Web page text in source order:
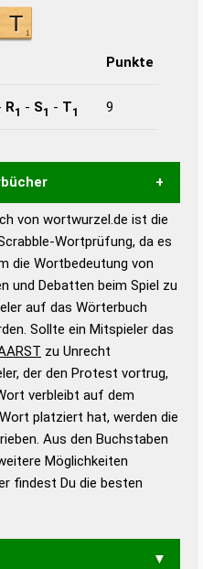
Punkte
R1 - S1 - T1 9
semantischen
Anhaltspunkte zu
und Wortform, um die
Scrabble-Spiel zu
Scrabble-
Standardwerk in 12 Bänden
Richtiges und gutes
Die deutsche Grammatik
Deutsches
von wortwurzel.de ist die
Wortprüfung, da es
die Wortbedeutung von
und Debatten beim Spiel zu
auf das Wörterbuch
Sollte ein Mitspieler das
zu Unrecht
der den Protest vortrug,
verbleibt auf dem
platziert hat, werden die
Aus den Buchstaben
Möglichkeiten
findest Du die besten